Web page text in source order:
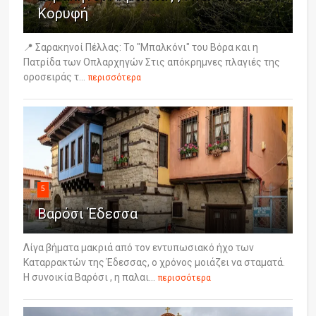
Κορυφή
📍 Σαρακηνοί Πέλλας: Το "Μπαλκόνι" του Βόρα και η
Πατρίδα των Οπλαρχηγών Στις απόκρημνες πλαγιές της
οροσειράς τ...
περισσότερα
5
Βαρόσι Έδεσσα
Λίγα βήματα μακριά από τον εντυπωσιακό ήχο των
Καταρρακτών της Έδεσσας, ο χρόνος μοιάζει να σταματά.
Η συνοικία Βαρόσι , η παλαι...
περισσότερα